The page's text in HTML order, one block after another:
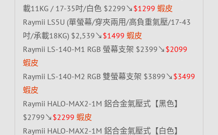
載11KG / 17-35吋/白色 $2299↘ $1299 蝦皮
Raymii LS5U (單螢幕/穿夾兩用/高負重氣壓/17-43
吋/承載18KG) $2,539↘ $1499 蝦皮
Raymii LS-140-M1 RGB 螢幕支架 $2399↘ $2099
蝦皮
Raymii LS-140-M2 RGB 雙螢幕支架 $3899↘ $3499
蝦皮
Raymii HALO-MAX2-1M 鋁合金氣壓式【黑色】
$2799↘ $2299 蝦皮
Raymii HALO-MAX2-1M 鋁合金氣壓式【白色】